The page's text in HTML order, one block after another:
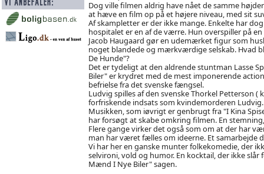
Dog ville filmen aldrig have nået de samme
at hæve en film op på et højere niveau, med sit
Af skampletter er der ikke mange. Enkelte har
hospitalet er en af de værre. Hun overspiller på
Jacob Haugaard gør en udemærket figur som
noget blandede og mærkværdige selskab. Hvad
De Hunde"?
Det er tydeligt at den aldrende stuntman Lasse
Biler" er krydret med de mest imponerende
befrielse fra det svenske fængsel.
Ludvig spilles af den svenske Thorkel Petterson (
forfriskende indsats som kvindemorderen Ludvig.
Musikken, som iøvrigt er genbrugt fra "I Kina
har forsøgt at skabe omkring filmen. En
Flere gange virker det også som om at der har
man har været fælles om ideerne. Et samarbejde
Vi har her en ganske munter folkekomedie, der
selvironi, vold og humor. En kocktail, der ikke
Mænd I Nye Biler" sagen.